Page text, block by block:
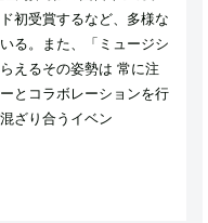
初受賞するなど、多様な
る。また、「ミュージシ
えるその姿勢は 常に注
とコラボレーションを行
ざり合うイベン